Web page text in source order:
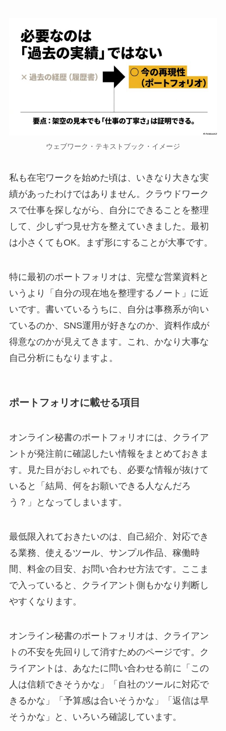
ウェブワーク・テキストブック・イメージ
私も在宅ワークを始めた頃は、いきなり大きな実
績があったわけではありません。クラウドワーク
スで仕事を探しながら、自分にできることを整理
して、少しずつ見せ方を整えていきました。最初
は小さくてもOK。まず形にすることが大事です。
特に最初のポートフォリオは、完璧な営業資料と
いうより「自分の現在地を整理するノート」に近
いです。書いているうちに、自分は事務系が向い
ているのか、SNS運用が好きなのか、資料作成が
得意なのかが見えてきます。これ、かなり大事な
自己分析にもなりますよ。
ポートフォリオに載せる項目
オンライン秘書のポートフォリオには、クライア
ントが発注前に確認したい情報をまとめておきま
す。見た目がおしゃれでも、必要な情報が抜けて
いると「結局、何をお願いできる人なんだろ
う？」となってしまいます。
最低限入れておきたいのは、自己紹介、対応でき
る業務、使えるツール、サンプル作品、稼働時
間、料金の目安、お問い合わせ方法です。ここま
で入っていると、クライアント側もかなり判断し
やすくなります。
オンライン秘書のポートフォリオは、クライアン
トの不安を先回りして消すためのページです。ク
ライアントは、あなたに問い合わせる前に「この
人は信頼できそうかな」「自社のツールに対応で
きるかな」「予算感は合いそうかな」「返信は早
そうかな」と、いろいろ確認しています。